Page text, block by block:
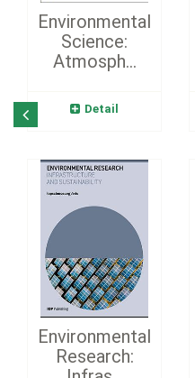
Environmental
Science:
Atmosph...
Detail
Environmental
Research: